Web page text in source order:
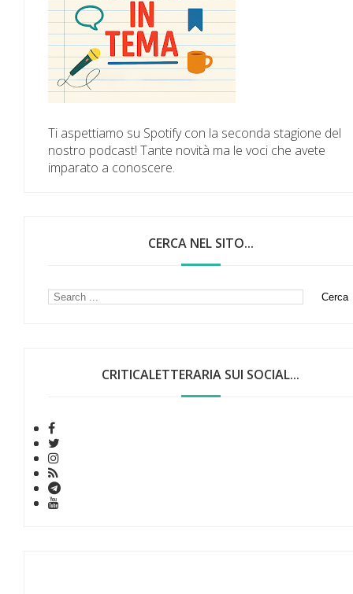
Ti aspettiamo su Spotify con la seconda stagione del
nostro podcast! Tante novità ma le voci che avete
imparato a conoscere.
CERCA NEL SITO...
CRITICALETTERARIA SUI SOCIAL...